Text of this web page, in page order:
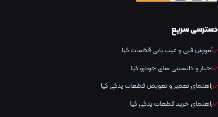
دسترسی سریع
آموزش فنی و عیب یابی قطعات کیا
اخبار و دانستنی های خودرو کیا
راهنمای تعمیر و تعویض قطعات یدکی کیا
راهنمای خرید قطعات یدکی کیا